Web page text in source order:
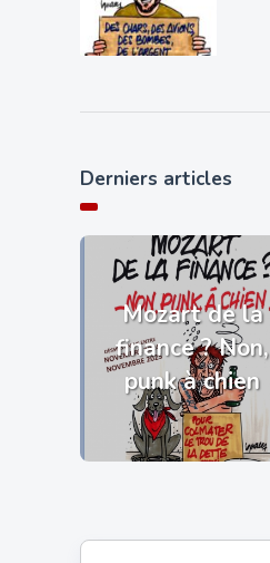
Derniers articles
Mozart de la
finance ? Non,
punk à chien